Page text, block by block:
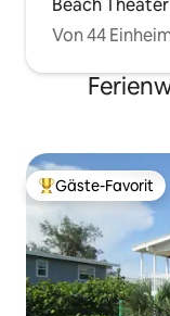
Beach Theater
Von 44
Beliebter Gäste-
Gäste-Favorit